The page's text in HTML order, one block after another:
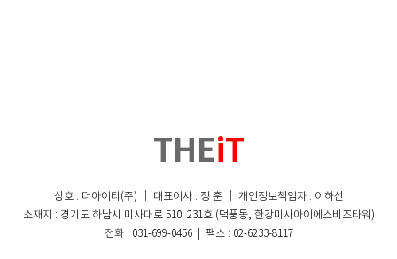
THEiT
상호 : 더아이티(주) ｜ 대표이사 : 정 훈 ｜ 개인정보책임자 : 이하선
소재지 : 경기도 하남시 미사대로 510. 231호 (덕풍동, 한강미사아이에스비즈타워)
전화 : 031-699-0456 | 팩스 : 02-6233-8117